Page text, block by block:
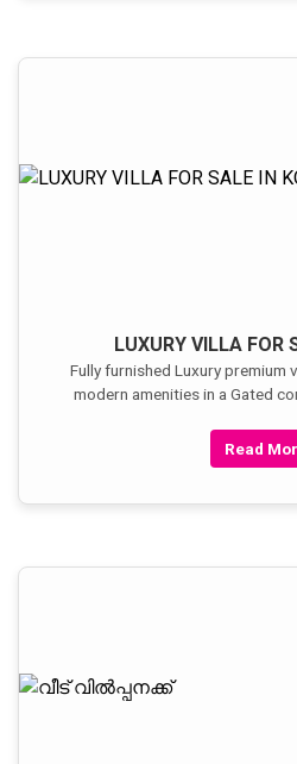
LUXURY VILLA FOR
Fully furnished Luxury premium
modern amenities in a Gated
Read